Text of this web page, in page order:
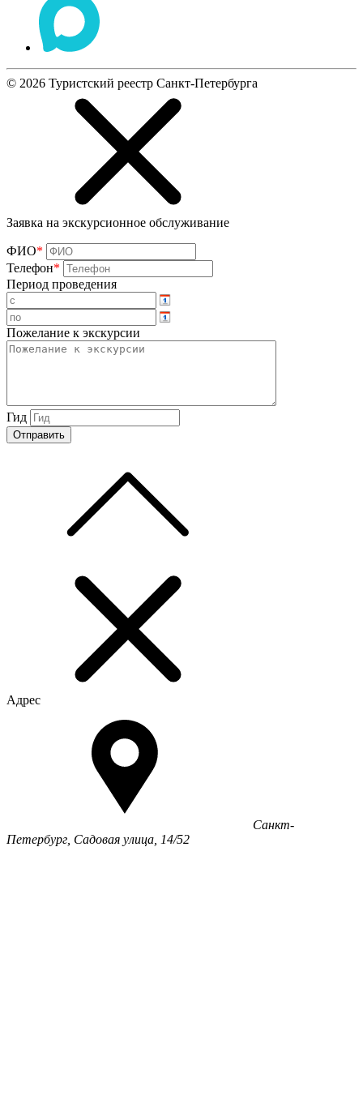
© 2026 Туристский реестр Санкт-Петербурга
Заявка на экскурсионное обслуживание
ФИО*
Телефон*
Период проведения
Пожелание к экскурсии
Гид
Адрес
Санкт-
Петербург, Садовая улица, 14/52